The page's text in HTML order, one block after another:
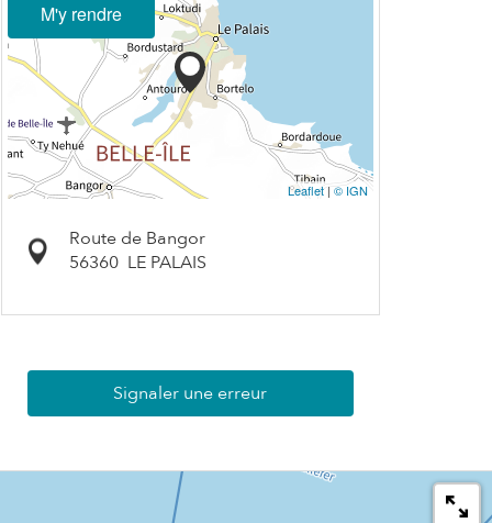
M'y rendre
Leaflet | © IGN
Route de Bangor
56360 LE PALAIS
Signaler une erreur